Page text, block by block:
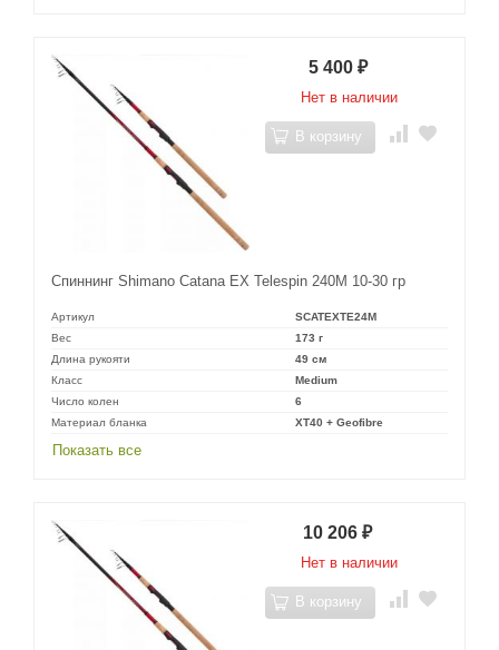
Спиннинг Shimano Catana EX Telespin 240M 10-30 гр
Артикул
SCATEXTE24M
Вес
173 г
Длина рукояти
49 см
Класс
Medium
Число колен
6
Материал бланка
XT40 + Geofibre
Показать все
5 400 ₽
Нет в наличии
В корзину
10 206 ₽
Нет в наличии
В корзину